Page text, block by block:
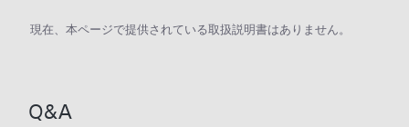
現在、本ページで提供されている取扱説明書はありません。
Q&A